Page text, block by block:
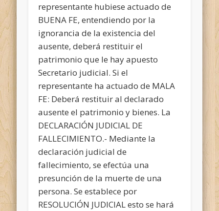
representante hubiese actuado de
BUENA FE, entendiendo por la
ignorancia de la existencia del
ausente, deberá restituir el
patrimonio que le hay apuesto
Secretario judicial. Si el
representante ha actuado de MALA
FE: Deberá restituir al declarado
ausente el patrimonio y bienes. La
DECLARACIÓN JUDICIAL DE
FALLECIMIENTO.- Mediante la
declaración judicial de
fallecimiento, se efectúa una
presunción de la muerte de una
persona. Se establece por
RESOLUCIÓN JUDICIAL esto se hará